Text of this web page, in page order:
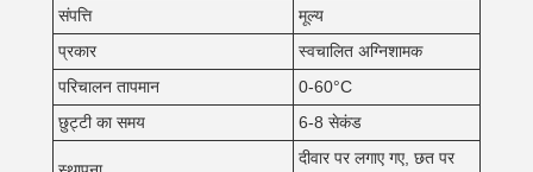
संपत्ति
मूल्य
प्रकार
स्वचालित अग्निशामक
परिचालन तापमान
0-60°C
छुट्टी का समय
6-8 सेकंड
दीवार पर लगाए गए, छत पर